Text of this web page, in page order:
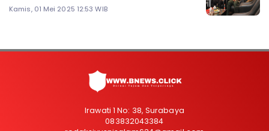
Kamis, 01 Mei 2025 12:53 WIB
Irawati 1 No: 38, Surabaya
083832043384